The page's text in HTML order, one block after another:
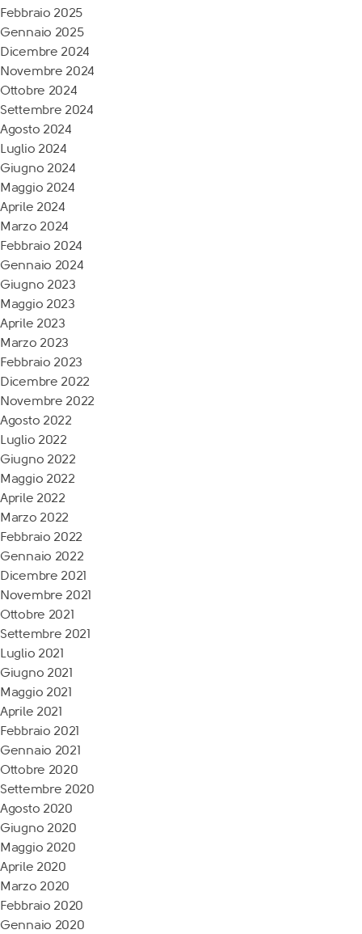
Febbraio 2025
Gennaio 2025
Dicembre 2024
Novembre 2024
Ottobre 2024
Settembre 2024
Agosto 2024
Luglio 2024
Giugno 2024
Maggio 2024
Aprile 2024
Marzo 2024
Febbraio 2024
Gennaio 2024
Giugno 2023
Maggio 2023
Aprile 2023
Marzo 2023
Febbraio 2023
Dicembre 2022
Novembre 2022
Agosto 2022
Luglio 2022
Giugno 2022
Maggio 2022
Aprile 2022
Marzo 2022
Febbraio 2022
Gennaio 2022
Dicembre 2021
Novembre 2021
Ottobre 2021
Settembre 2021
Luglio 2021
Giugno 2021
Maggio 2021
Aprile 2021
Febbraio 2021
Gennaio 2021
Ottobre 2020
Settembre 2020
Agosto 2020
Giugno 2020
Maggio 2020
Aprile 2020
Marzo 2020
Febbraio 2020
Gennaio 2020